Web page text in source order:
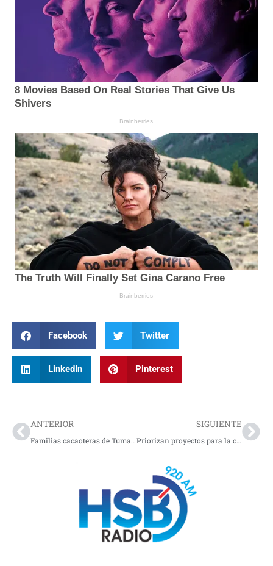
Facebook Twitter
LinkedIn Pinterest
ANTERIOR
Familias cacaoteras de Tumaco reciben premio Emprender Paz
SIGUIENTE
Priorizan proyectos para la costa nariñense